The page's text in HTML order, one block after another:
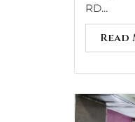
RD...
Read